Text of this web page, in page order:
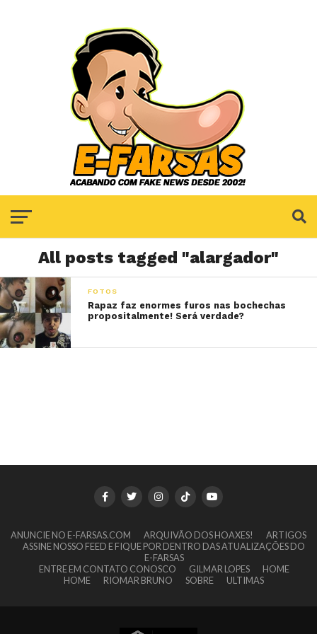
All posts tagged "alargador"
FOTOS
Rapaz faz enormes furos nas bochechas
propositalmente! Será verdade?
ANUNCIE NO E-FARSAS.COM ARQUIVÃO DOS HOAXES!
ARTIGOS
ASSINE NOSSO FEED E FIQUE POR DENTRO DAS ATUALIZAÇÕES DO
E-FARSAS
ENTRE EM CONTATO CONOSCO
GILMAR LOPES
HOME
HOME
RIOMAR BRUNO SOBRE ULTIMAS